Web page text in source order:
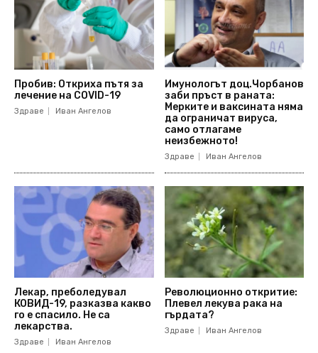
Пробив: Откриха пътя за
лечение на COVID-19
Здраве Иван Ангелов
Имунологът доц.Чорбанов
заби пръст в раната:
Мерките и ваксината няма
да ограничат вируса,
само отлагаме
неизбежното!
Здраве Иван Ангелов
Лекар, преболедувал
КОВИД-19, разказва какво
го е спасило. Не са
лекарства.
Здраве Иван Ангелов
Революционно откритие:
Плевел лекува рака на
гърдата?
Здраве Иван Ангелов